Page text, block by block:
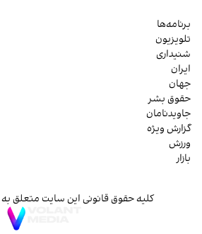
برنامه‌ها
تلویزیون
شنیداری
ایران
جهان
حقوق بشر
جاویدنامان
گزارش ویژه
ورزش
بازار
کلیه حقوق قانونی این سایت متعلق